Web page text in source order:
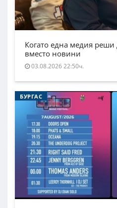
Когато една медия
вместо новини
03.08.2026 22:50ч.
БУРГАС